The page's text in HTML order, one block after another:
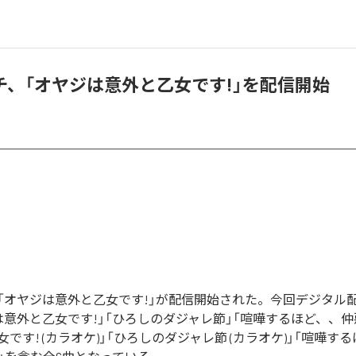
「オヤジは意外と乙女です!」を配信開始
オヤジは意外と乙女です!」が配信開始された。今回デジタル
外と乙女です!」「ひろしのダジャレ節」「喧嘩するほど、、仲
です! (カラオケ)」「ひろしのダジャレ節 (カラオケ)」「喧嘩す